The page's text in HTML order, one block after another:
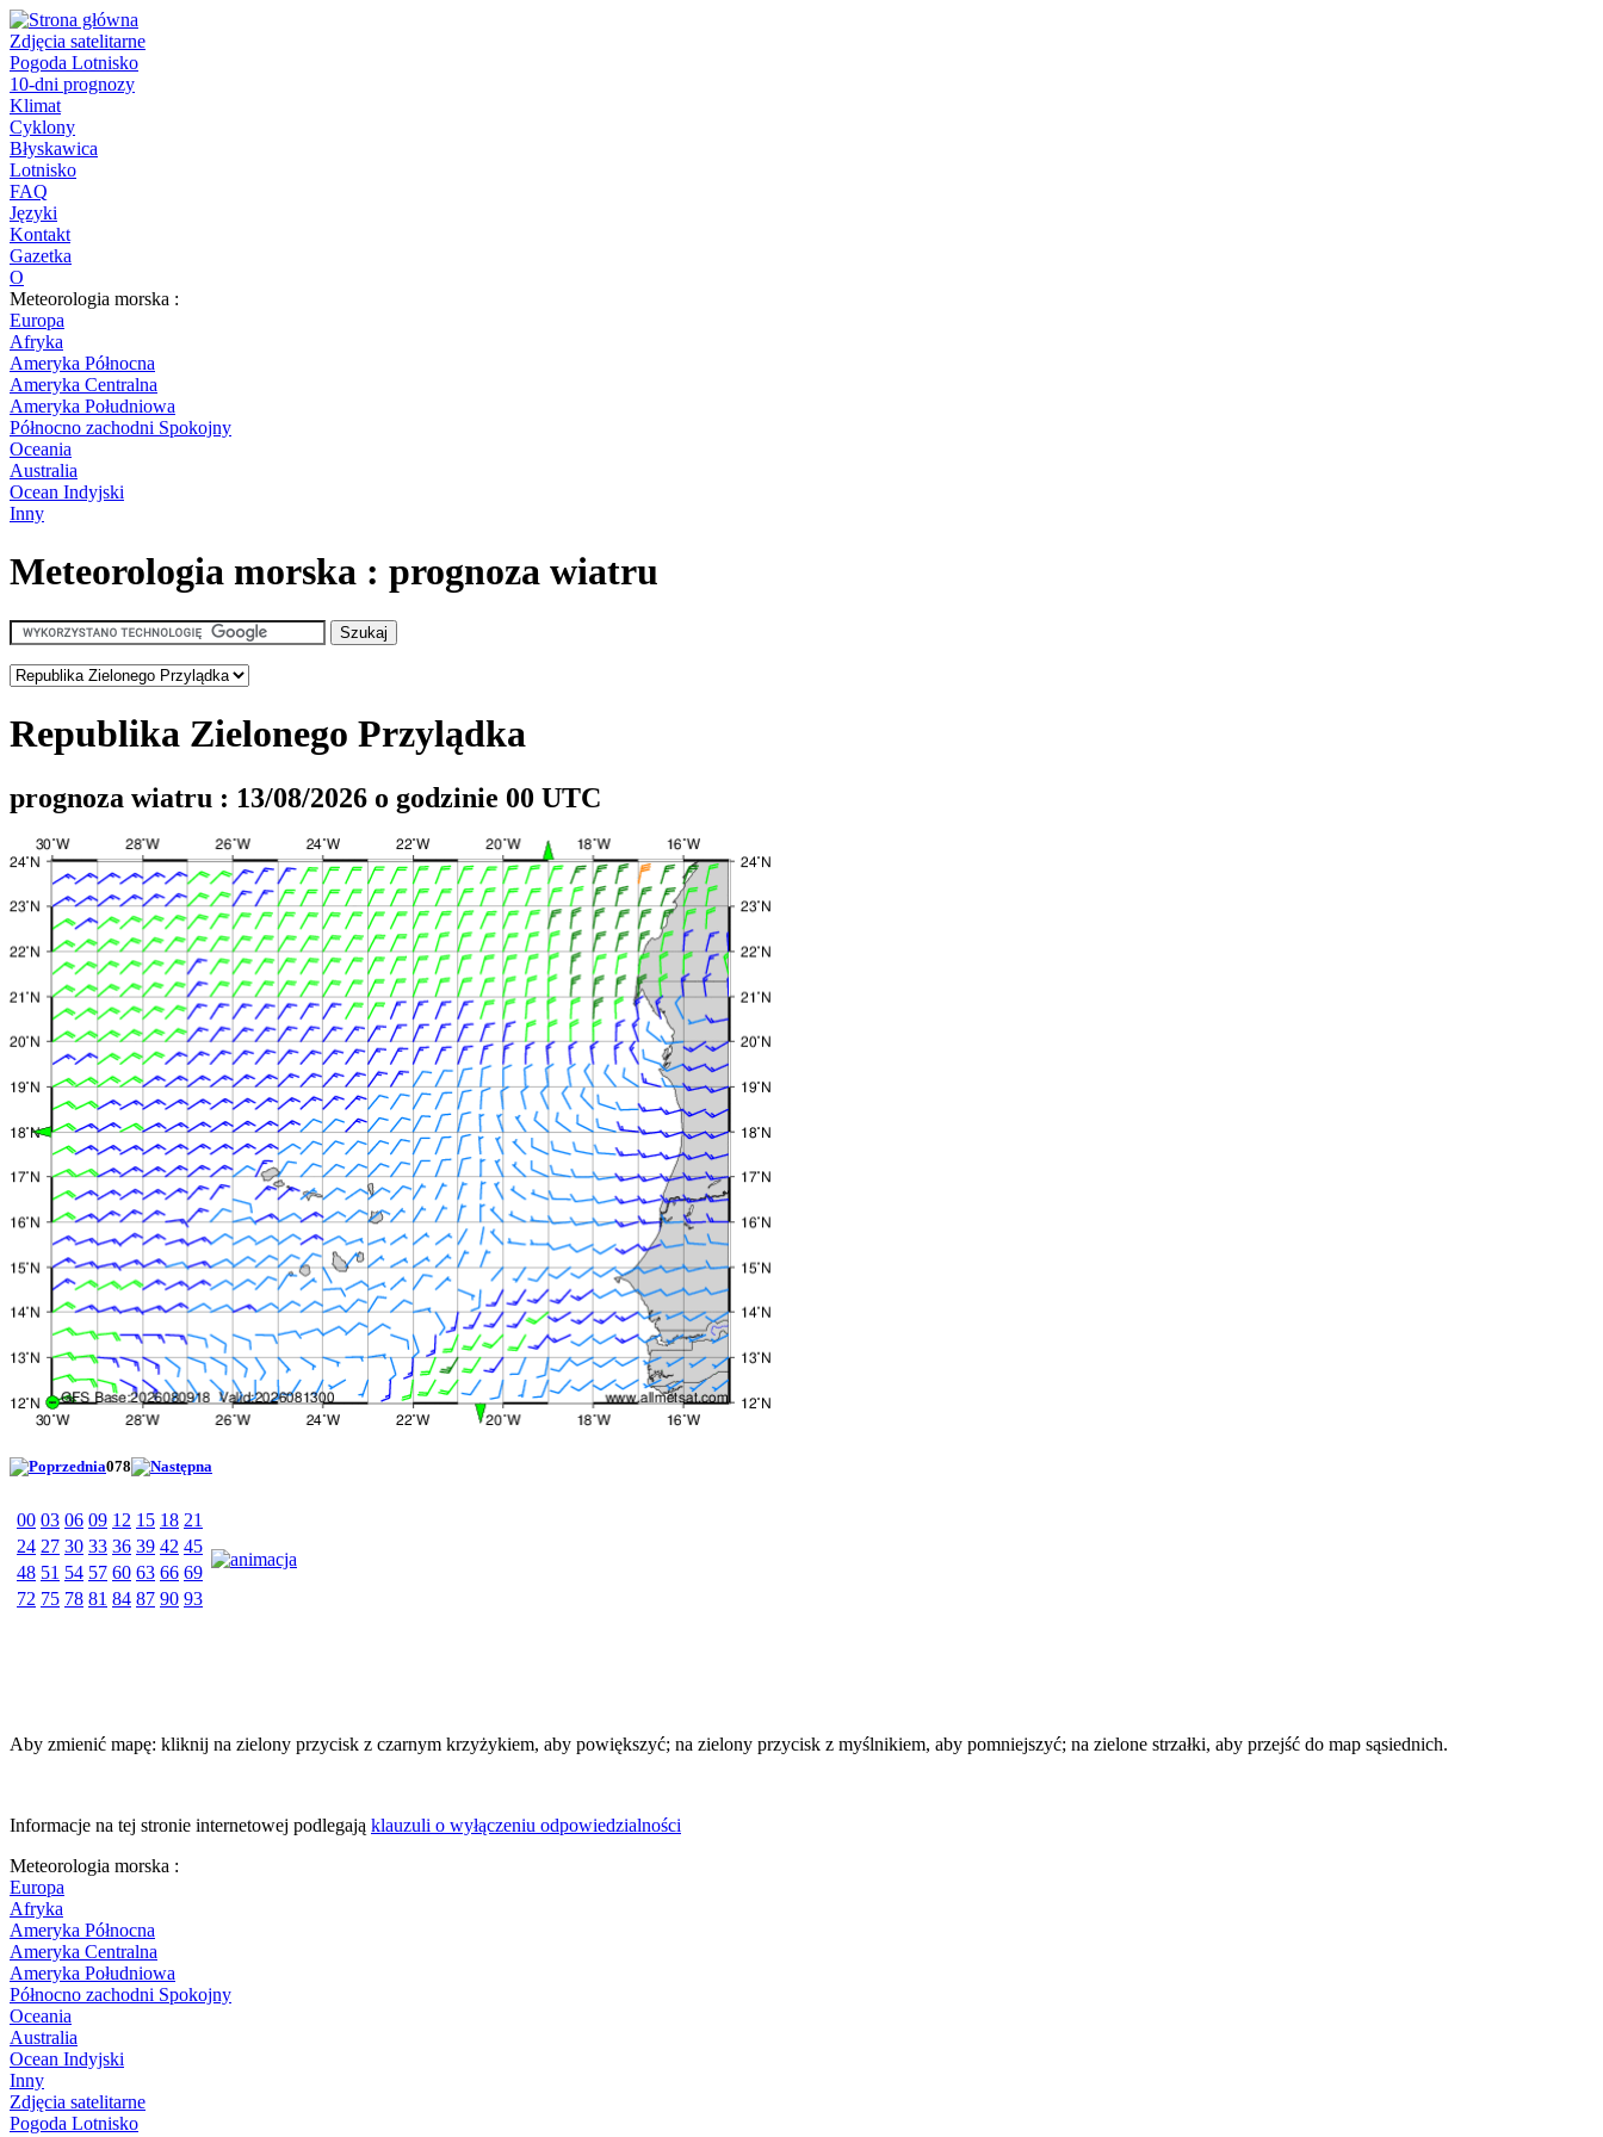
Zdjęcia satelitarne
Pogoda Lotnisko
10-dni prognozy
Klimat
Cyklony
Błyskawica
Lotnisko
FAQ
Języki
Kontakt
Gazetka
O
Meteorologia morska :
Europa
Afryka
Ameryka Północna
Ameryka Centralna
Ameryka Południowa
Północno zachodni Spokojny
Oceania
Australia
Ocean Indyjski
Inny
Meteorologia morska : prognoza wiatru
Republika Zielonego Przylądka
prognoza wiatru : 13/08/2026 o godzinie 00 UTC
078
00 03 06 09 12 15 18 21
24 27 30 33 36 39 42 45
48 51 54 57 60 63 66 69
72 75 78 81 84 87 90 93
Aby zmienić mapę: kliknij na zielony przycisk z czarnym krzyżykiem, aby powiększyć; na zielony przycisk z myślnikiem, aby pomniejszyć; na zielone strzałki, aby przejść do map sąsiednich.
Informacje na tej stronie internetowej podlegają klauzuli o wyłączeniu odpowiedzialności
Meteorologia morska :
Europa
Afryka
Ameryka Północna
Ameryka Centralna
Ameryka Południowa
Północno zachodni Spokojny
Oceania
Australia
Ocean Indyjski
Inny
Zdjęcia satelitarne
Pogoda Lotnisko